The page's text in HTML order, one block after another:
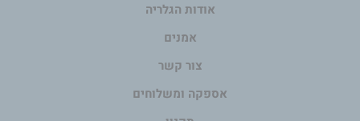
אודות הגלריה
אמנים
צור קשר
אספקה ומשלוחים